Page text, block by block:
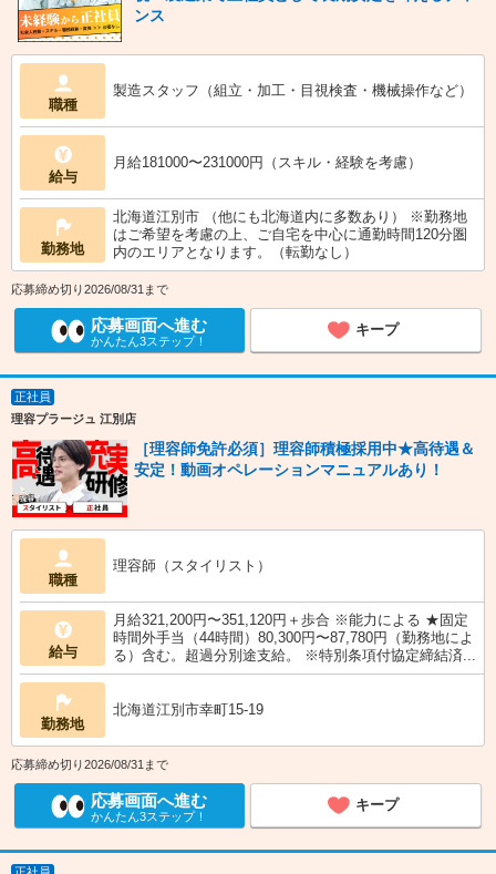
ンス
職種
製造スタッフ（組立・加工・目視検査・機械操作など）
給与
月給181000〜231000円（スキル・経験を考慮）
勤務地
北海道江別市 （他にも北海道内に多数あり） ※勤務地
はご希望を考慮の上、ご自宅を中心に通勤時間120分圏
内のエリアとなります。（転勤なし）
応募締め切り2026/08/31まで
応募画面へ進む
かんたん3ステップ！
キープ
正社員
理容プラージュ 江別店
［理容師免許必須］理容師積極採用中★高待遇＆
安定！動画オペレーションマニュアルあり！
職種
理容師（スタイリスト）
給与
月給321,200円〜351,120円＋歩合 ※能力による ★固定
時間外手当（44時間）80,300円〜87,780円（勤務地によ
る）含む。超過分別途支給。 ※特別条項付協定締結済...
勤務地
北海道江別市幸町15-19
応募締め切り2026/08/31まで
応募画面へ進む
かんたん3ステップ！
キープ